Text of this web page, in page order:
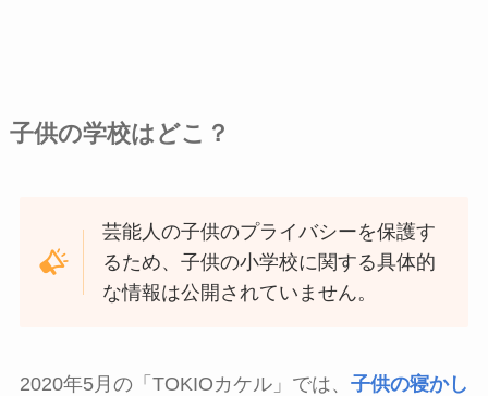
子供の学校はどこ？
芸能人の子供のプライバシーを保護す
るため、子供の小学校に関する具体的
な情報は公開されていません。
2020年5月の「TOKIOカケル」では、 子供の寝かし